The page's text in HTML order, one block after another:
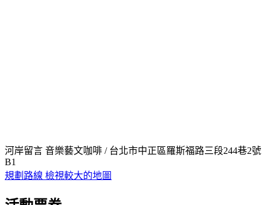
河岸留言 音樂藝文咖啡 / 台北市中正區羅斯福路三段244巷2號
B1
規劃路線 檢視較大的地圖